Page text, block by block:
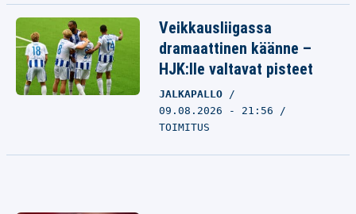
Veikkausliigassa
dramaattinen käänne –
HJK:lle valtavat pisteet
JALKAPALLO
09.08.2026 - 21:56
TOIMITUS